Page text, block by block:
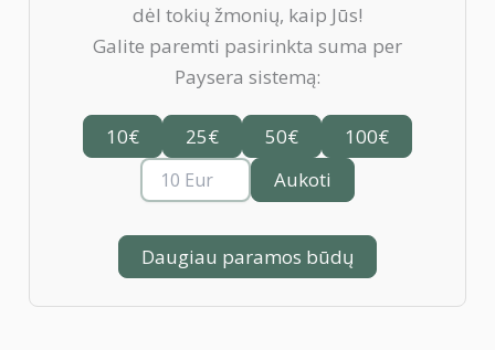
dėl tokių žmonių, kaip Jūs!
Galite paremti pasirinkta suma per
Paysera sistemą:
10€ 25€ 50€
100€
Aukoti
Daugiau paramos būdų